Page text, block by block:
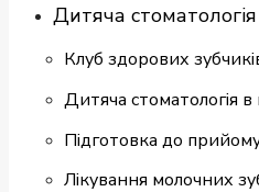
Дитяча стоматологія
Клуб здорових
Дитяча стоматологія в
Підготовка до
Лікування молочних